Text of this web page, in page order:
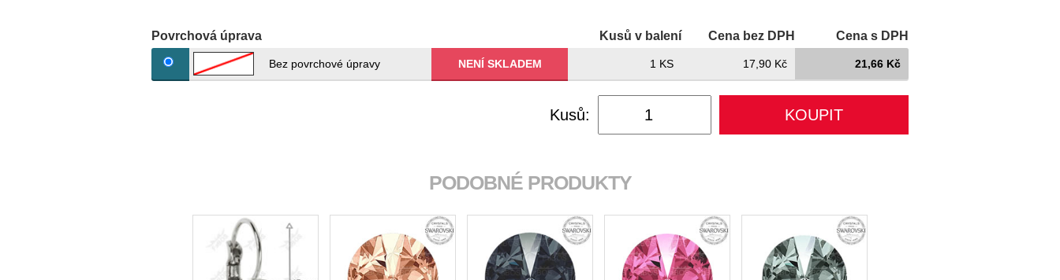
Povrchová úprava Kusů v balení Cena bez DPH Cena s DPH
Bez povrchové úpravy NENÍ SKLADEM 1 KS 17,90 Kč 21,66 Kč
Kusů:
PODOBNÉ PRODUKTY